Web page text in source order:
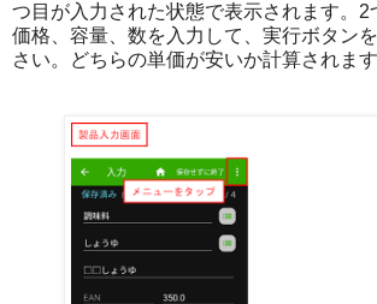
つ目が入力された状態で表示されます。2
価格、容量、数を入力して、実行ボタン
さい。どちらの単価が安いか計算されます